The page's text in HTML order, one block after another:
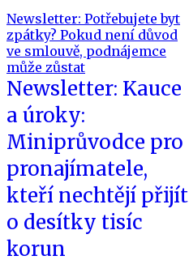
Newsletter: Potřebujete byt
zpátky? Pokud není důvod
ve smlouvě, podnájemce
může zůstat
Newsletter: Kauce
a úroky:
Miniprůvodce pro
pronajímatele,
kteří nechtějí přijít
o desítky tisíc
korun